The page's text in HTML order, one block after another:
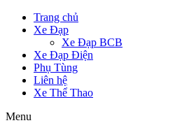
Trang chủ
Xe Đạp
Xe Đạp BCB
Xe Đạp Điện
Phụ Tùng
Liên hệ
Xe Thể Thao
Menu